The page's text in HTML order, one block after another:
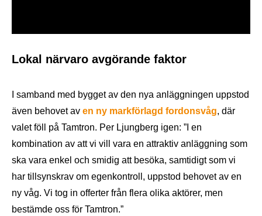
Lokal närvaro avgörande faktor
I samband med bygget av den nya anläggningen uppstod
även behovet av en ny markförlagd fordonsvåg, där
valet föll på Tamtron. Per Ljungberg igen: ”I en
kombination av att vi vill vara en attraktiv anläggning som
ska vara enkel och smidig att besöka, samtidigt som vi
har tillsynskrav om egenkontroll, uppstod behovet av en
ny våg. Vi tog in offerter från flera olika aktörer, men
bestämde oss för Tamtron.”